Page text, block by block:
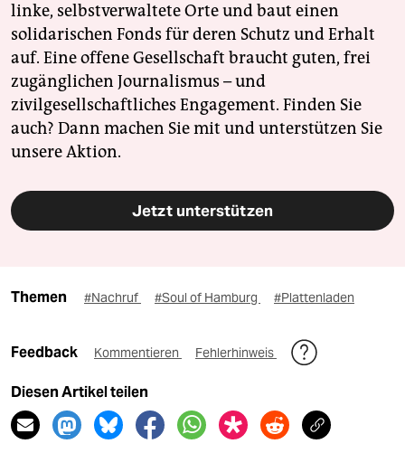
linke, selbstverwaltete Orte und baut einen
solidarischen Fonds für deren Schutz und Erhalt
auf. Eine offene Gesellschaft braucht guten, frei
zugänglichen Journalismus – und
zivilgesellschaftliches Engagement. Finden Sie
auch? Dann machen Sie mit und unterstützen Sie
unsere Aktion.
Jetzt unterstützen
Themen #Nachruf #Soul of Hamburg #Plattenladen
Feedback Kommentieren Fehlerhinweis
Diesen Artikel teilen